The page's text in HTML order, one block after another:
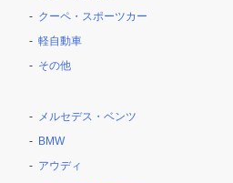
クーペ・スポーツカー
軽自動車
その他
メルセデス・ベンツ
BMW
アウディ